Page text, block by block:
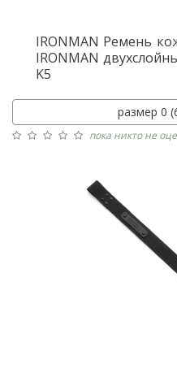
IRONMAN Ремень
IRONMAN
K5
размер 0
пока никто не